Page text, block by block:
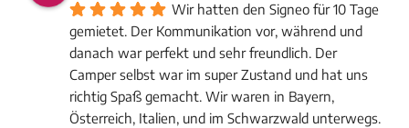
Wir hatten den Signeo für 10 Tage
gemietet. Der Kommunikation vor, während und
danach war perfekt und sehr freundlich. Der
Camper selbst war im super Zustand und hat uns
richtig Spaß gemacht. Wir waren in Bayern,
Österreich, Italien, und im Schwarzwald unterwegs.